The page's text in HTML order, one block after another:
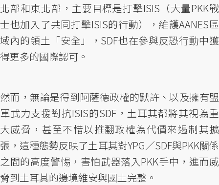
北部和東北部，主要目標是打擊ISIS（大量PKK戰
士也加入了共同打擊ISIS的行動），維護AANES區
域內的領土「安全」，SDF也在參與反恐行動中獲
得更多的國際認可。
然而，無論是得到阿薩德政權的默許、以及擁有盟
軍武力支援對抗ISIS的SDF，土耳其都將其視為重
大威脅，甚至不惜以推翻政權為代價來遏制其擴
張，這種態勢反映了土耳其對YPG／SDF與PKK關係
之間的高度警惕，害怕武器落入PKK手中，進而威
脅到土耳其的邊境維安與國土完整。